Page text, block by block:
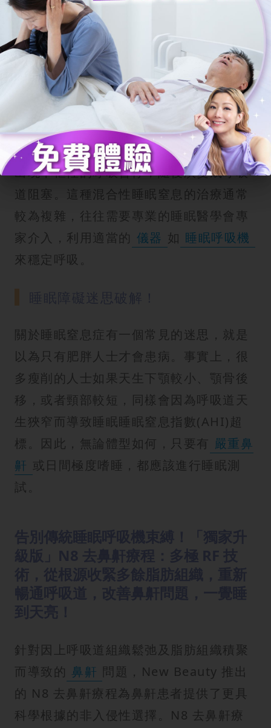
心臟疾病有關。患者在睡覺時會出現呼吸
暫停，但並沒有掙扎呼吸的動作，這種情
況需要神經科或心臟科醫生的專門評估。
混合性睡眠窒息的複雜性
混合性睡眠指的是患者同時具備阻塞性與
中樞性的特徵。通常患者在睡眠開始時先
出現中樞性的呼吸暫停，隨後演變成呼吸
道阻塞。這種混合性睡眠窒息的治療通常
較為複雜，往往需要專業的睡眠醫學會專
家介入，利用適當的 儀器 如 睡眠呼吸機
來穩定呼吸。
關於睡眠窒息症有一個常見的迷思，就是
以為只有肥胖人士才會患病。事實上，很
多瘦削的人士如果天生下顎較小、顎骨後
移，或者頸部較短，同樣會因為呼吸道天
生狹窄而導致睡眠睡眠窒息指數(AHI)超
標。因此，無論體型如何，只要有 嚴重鼻
鼾 或日間極度嗜睡，都應該進行睡眠測
試。
針對因上呼吸道組織鬆弛及脂肪組織積聚
而導致的 鼻鼾 問題，New Beauty 推出
的 N8 去鼻鼾療程為鼻鼾患者提供了更具
科學根據的非入侵性選擇。N8 去鼻鼾療